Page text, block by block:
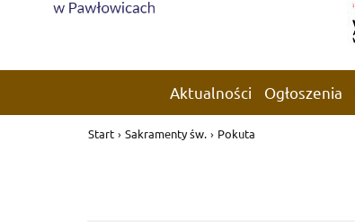
Aktualności Ogłoszenia
Start › Sakramenty św. › Pokuta